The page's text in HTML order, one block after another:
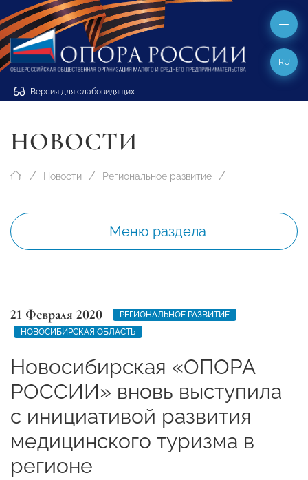
Версия для слабовидящих
RU
НОВОСТИ
Новости Региональное развитие
Меню раздела
21 Февраля 2020
РЕГИОНАЛЬНОЕ РАЗВИТИЕ
НОВОСИБИРСКАЯ ОБЛАСТЬ
Новосибирская «ОПОРА
РОССИИ» вновь выступила
с инициативой развития
медицинского туризма в
регионе